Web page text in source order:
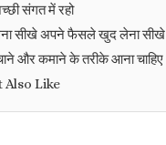
संगत में रहो
सीखे अपने फैसले खुद लेना सीखे
और कमाने के तरीके आना चाहिए
Also Like